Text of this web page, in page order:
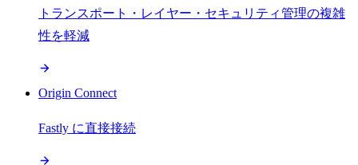
トランスポート・レイヤー・セキュリティ管理の複雑
性を軽減
Origin Connect
Fastly に直接接続